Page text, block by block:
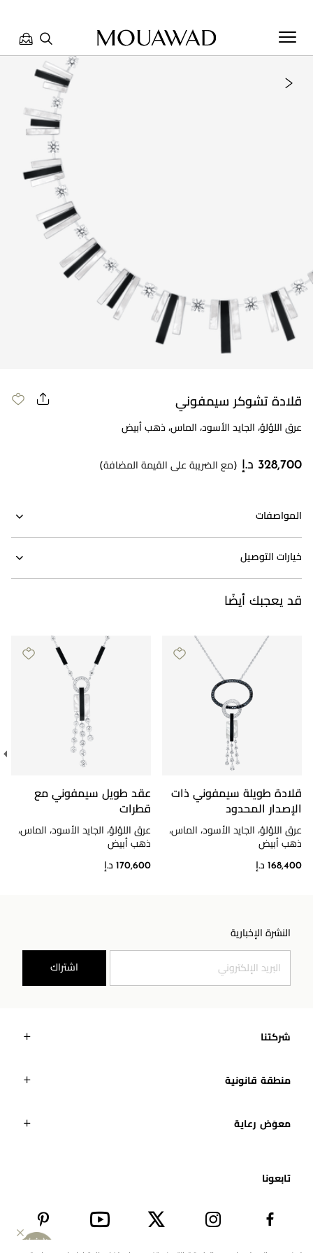
قلادة تشوكر سيمفوني
عرق اللؤلؤ، الجايد الأسود، الماس، ذهب أبيض
328,700 د.إ (مع الضريبة على القيمة المضافة)
المواصفات
خيارات التوصيل
قد يعجبك أيضًا
قلادة طويلة سيمفوني ذات
الإصدار المحدود
عرق اللؤلؤ، الجايد الأسود، الماس،
ذهب أبيض
168,400 د.إ
عقد طويل سيمفوني مع
قطرات
عرق اللؤلؤ، الجايد الأسود، الماس،
ذهب أبيض
170,600 د.إ
النشرة الإخبارية
اشتراك
شركتنا
منطقة قانونية
معوَض رعاية
تابعونا​
مرحبا بكم في معوّض. كيف يمكننا مساعدتك؟ الرجاء تحديد أحد
تواصل معنا
تحدث معنا
العثور على متجر